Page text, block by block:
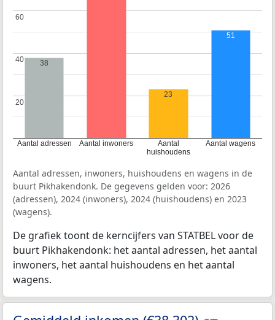
Aantal adressen Aantal inwoners
Aantal
huishoudens
Aantal wagens
20
20
40
40
60
60
38
23
51
Aantal adressen, inwoners, huishoudens en wagens in de
buurt Pikhakendonk. De gegevens gelden voor: 2026
(adressen), 2024 (inwoners), 2024 (huishoudens) en 2023
(wagens).
De grafiek toont de kerncijfers van STATBEL voor de
buurt Pikhakendonk: het aantal adressen, het aantal
inwoners, het aantal huishoudens en het aantal
wagens.